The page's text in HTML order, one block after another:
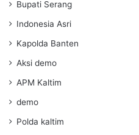
Bupati Serang
Indonesia Asri
Kapolda Banten
Aksi demo
APM Kaltim
demo
Polda kaltim